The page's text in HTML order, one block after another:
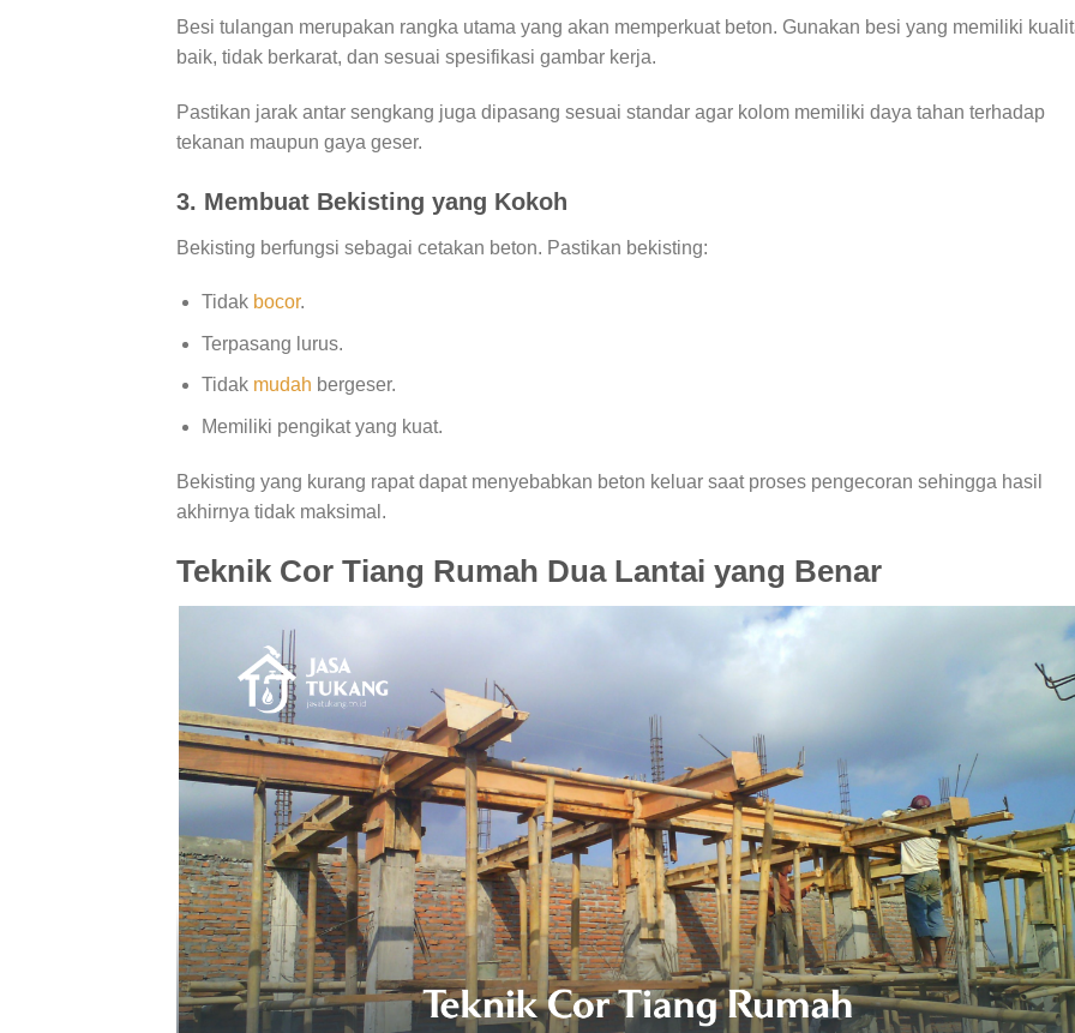
Besi tulangan merupakan rangka utama yang akan memperkuat beton. Gunakan besi yang memiliki
baik, tidak berkarat, dan sesuai spesifikasi gambar kerja.
Pastikan jarak antar sengkang juga dipasang sesuai standar agar kolom memiliki daya tahan terhadap
tekanan maupun gaya geser.
3. Membuat Bekisting yang Kokoh
Bekisting berfungsi sebagai cetakan beton. Pastikan bekisting:
Tidak bocor.
Terpasang lurus.
Tidak mudah bergeser.
Memiliki pengikat yang kuat.
Bekisting yang kurang rapat dapat menyebabkan beton keluar saat proses pengecoran sehingga hasil
akhirnya tidak maksimal.
Teknik Cor Tiang Rumah Dua Lantai yang Benar